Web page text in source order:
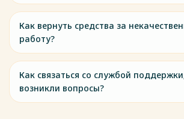
Как вернуть средства за
работу?
Как связаться со службой
возникли вопросы?